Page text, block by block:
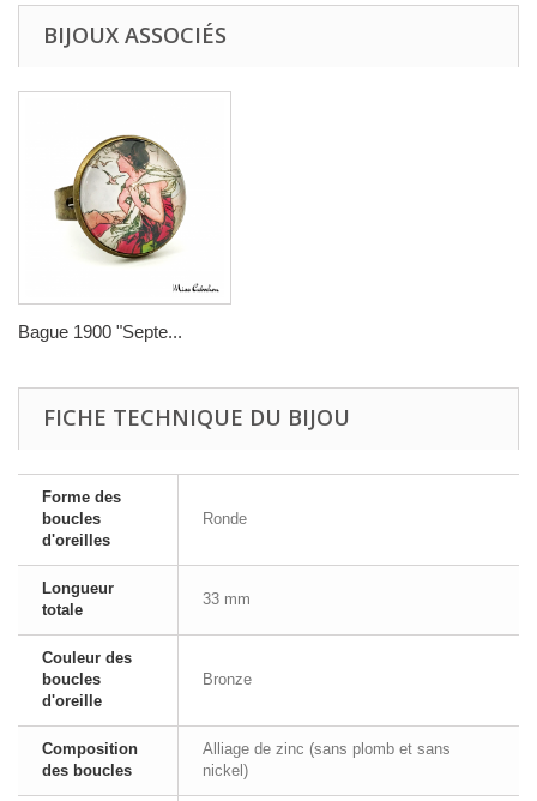
BIJOUX ASSOCIÉS
Bague 1900 "Septe...
FICHE TECHNIQUE DU BIJOU
Forme des
boucles
d'oreilles
Ronde
Longueur
totale
33 mm
Couleur des
boucles
d'oreille
Bronze
Composition
des boucles
Alliage de zinc (sans plomb et sans
nickel)